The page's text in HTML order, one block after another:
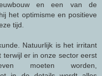
en een van de
het optimisme en positieve
tijd.
Natuurlijk is het irritant
er in onze sector eerst
moeten worden,